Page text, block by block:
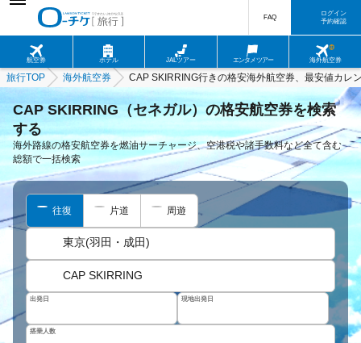
航空券 ホテル JALツアー エンタメツアー 海外航空券
FAQ
ログイン
予約確認
旅行TOP 海外航空券 CAP SKIRRING行きの格安海外航空券、最安値カレ
CAP SKIRRING（セネガル）の格安航空券を検索
する
海外路線の格安航空券を燃油サーチャージ、空港税や諸手数料など全て含む
総額で一括検索
往復 片道 周遊
東京(羽田・成田)
CAP SKIRRING
出発日 現地出発日
搭乗人数